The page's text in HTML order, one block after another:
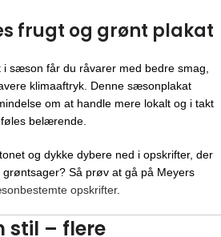
frugt og grønt plakat
sæson får du råvarer med bedre smag,
klimaaftryk. Denne sæsonplakat
om at handle mere lokalt og i takt
belærende.
og dykke dybere ned i opskrifter, der
Så prøv at gå på Meyers
opskrifter.
stil – flere